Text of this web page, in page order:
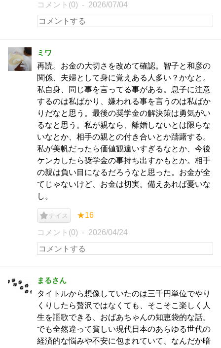
コメント(0) 2026/07/04
ミワ
再読。お金の大切さを改めて確認。智子と和彦の
関係、夫婦として身に覚えある人多い？かなと。
私自身、同じ事を言ってる事がある。息子に注意
するのは私ばかり、嫌われる事を言うのは私ばか
りだなと思う。最後の奨学金の解決策は勇気がい
るなと思う。私が親なら、離婚しないとは限らな
いなとか、相手の親との付き合いとか躊躇する。
私が美帆だったら価値観違いすぎるなとか、今後
ケンカしたら奨学金の事持ち出すかもとか。相手
の親は負い目になるだろうなと思った。お金が全
てじゃないけど、お金は切実。備えあれば憂いな
し。
ナイス ★16
コメント(0) 2026/04/24
まるさん
タイトルから想像していたのは三千円単位でやり
くりしたら贅沢ではなくても、そこそこ楽しく人
生を謳歌できる、おばあちゃんの知恵袋的な話。
でも全然違って貧しい現代日本のあらゆる世代の
経済的な悩みや不安に包まれていて、なんだか暗